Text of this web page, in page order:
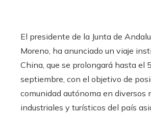
El presidente de la Junta de
Moreno, ha anunciado un viaje
China, que se prolongará hasta el
septiembre, con el objetivo de
comunidad autónoma en diversos
industriales y turísticos del país